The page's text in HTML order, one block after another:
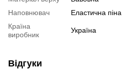
Наповнювач
Еластична піна
Країна
виробник
Україна
Відгуки